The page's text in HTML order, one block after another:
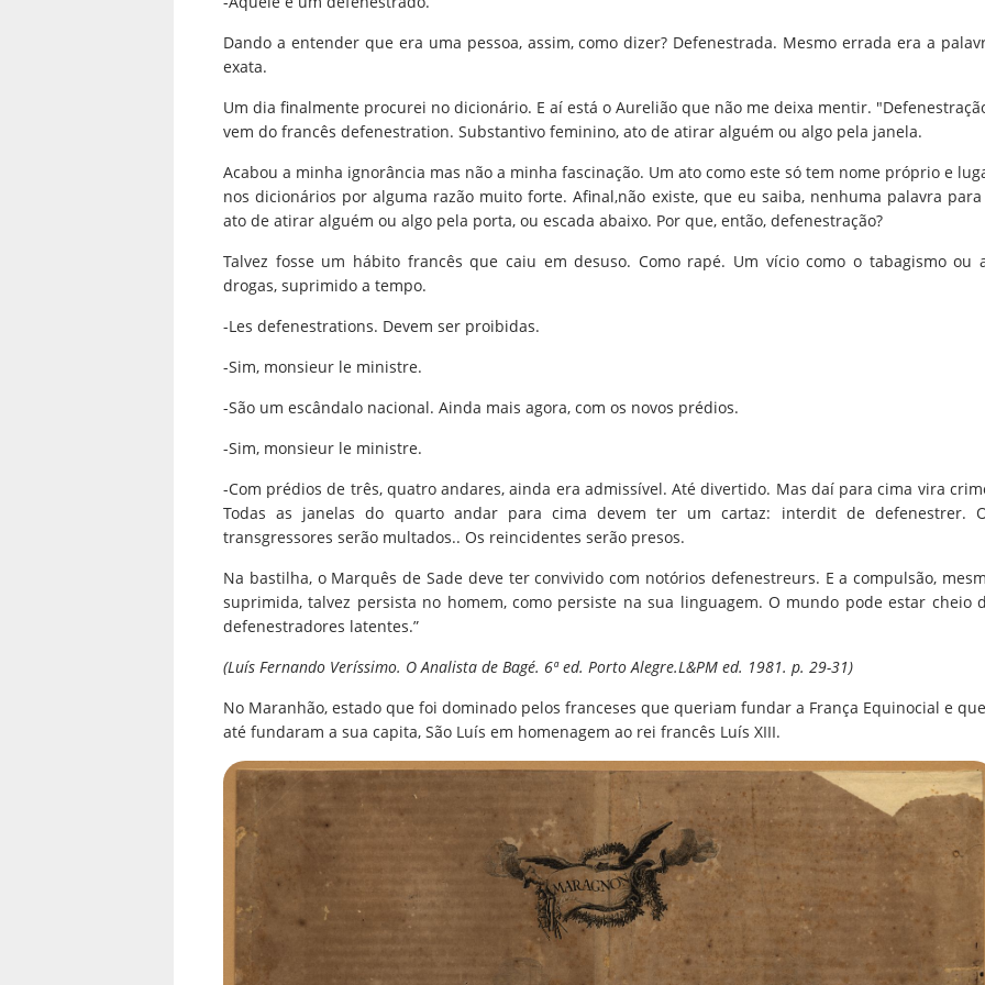
Dando a entender que era uma pessoa, assim, como dizer? Defenestrada. Mesmo errada era a
exata.
Um dia finalmente procurei no dicionário. E aí está o Aurelião que não me deixa mentir.
vem do francês defenestration. Substantivo feminino, ato de atirar alguém ou algo pela janela.
Acabou a minha ignorância mas não a minha fascinação. Um ato como este só tem nome próprio e
nos dicionários por alguma razão muito forte. Afinal,não existe, que eu saiba, nenhuma palavra
ato de atirar alguém ou algo pela porta, ou escada abaixo. Por que, então, defenestração?
Talvez fosse um hábito francês que caiu em desuso. Como rapé. Um vício como o tabagismo ou
drogas, suprimido a tempo.
-Les defenestrations. Devem ser proibidas.
-Sim, monsieur le ministre.
-São um escândalo nacional. Ainda mais agora, com os novos prédios.
-Sim, monsieur le ministre.
-Com prédios de três, quatro andares, ainda era admissível. Até divertido. Mas daí para cima vira
Todas as janelas do quarto andar para cima devem ter um cartaz: interdit de defenestrer.
transgressores serão multados.. Os reincidentes serão presos.
Na bastilha, o Marquês de Sade deve ter convivido com notórios defenestreurs. E a compulsão,
suprimida, talvez persista no homem, como persiste na sua linguagem. O mundo pode estar cheio
defenestradores latentes.”
(Luís Fernando Veríssimo. O Analista de Bagé. 6ª ed. Porto Alegre.L&PM ed. 1981. p. 29-31)
No Maranhão, estado que foi dominado pelos franceses que queriam fundar a França Equinocial e que
até fundaram a sua capita, São Luís em homenagem ao rei francês Luís XIII.